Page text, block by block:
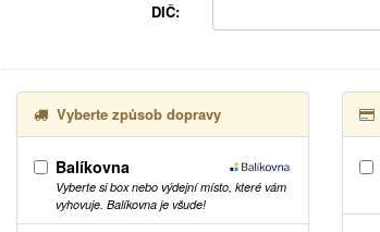
DIČ:
Vyberte způsob dopravy
Balíkovna
Vyberte si box nebo výdejní místo, které vám
vyhovuje. Balíkovna je všude!